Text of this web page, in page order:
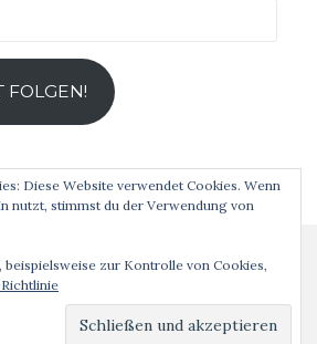
FOLGEN!
Diese Website verwendet Cookies. Wenn
nutzt, stimmst du der Verwendung von
zur Kontrolle von Cookies,
Theme vonColorlibPowered byWordPress